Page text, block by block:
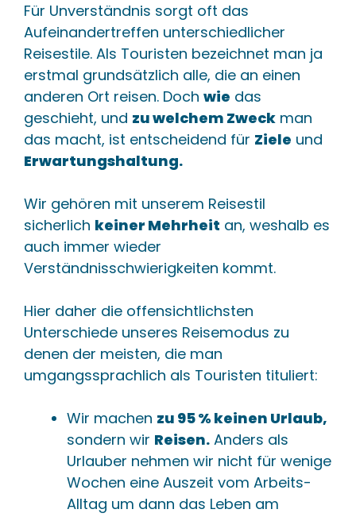
Für Unverständnis sorgt oft das
Aufeinandertreffen unterschiedlicher
Reisestile. Als Touristen bezeichnet man ja
erstmal grundsätzlich alle, die an einen
anderen Ort reisen. Doch wie das
geschieht, und zu welchem Zweck man
das macht, ist entscheidend für Ziele und
Erwartungshaltung.
Wir gehören mit unserem Reisestil
sicherlich keiner Mehrheit an, weshalb es
auch immer wieder
Verständnisschwierigkeiten kommt.
Hier daher die offensichtlichsten
Unterschiede unseres Reisemodus zu
denen der meisten, die man
umgangssprachlich als Touristen tituliert:
Wir machen zu 95 % keinen Urlaub,
sondern wir Reisen. Anders als
Urlauber nehmen wir nicht für wenige
Wochen eine Auszeit vom Arbeits-
Alltag um dann das Leben am